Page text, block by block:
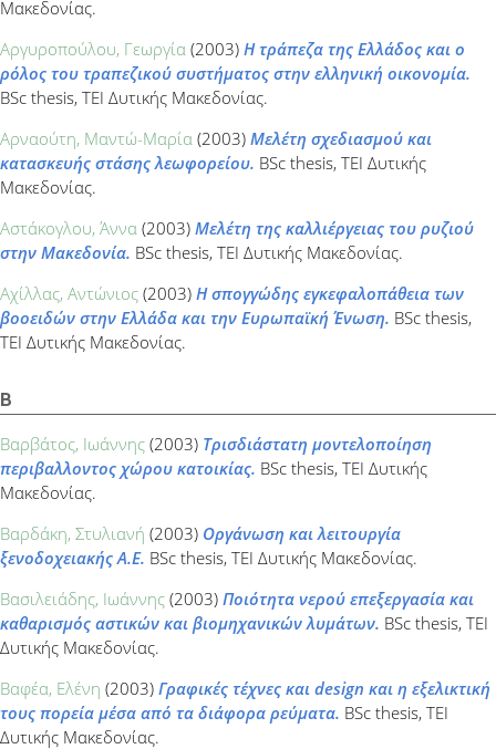
Μακεδονίας.
Αργυροπούλου, Γεωργία (2003) Η τράπεζα της Ελλάδος και ο
ρόλος του τραπεζικού συστήματος στην ελληνική οικονομία.
BSc thesis, ΤΕΙ Δυτικής Μακεδονίας.
Αρναούτη, Μαντώ-Μαρία (2003) Μελέτη σχεδιασμού και
κατασκευής στάσης λεωφορείου. BSc thesis, ΤΕΙ Δυτικής
Μακεδονίας.
Αστάκογλου, Άννα (2003) Μελέτη της καλλιέργειας του ρυζιού
στην Μακεδονία. BSc thesis, ΤΕΙ Δυτικής Μακεδονίας.
Αχίλλας, Αντώνιος (2003) Η σπογγώδης εγκεφαλοπάθεια των
βοοειδών στην Ελλάδα και την Ευρωπαϊκή Ένωση. BSc thesis,
ΤΕΙ Δυτικής Μακεδονίας.
Β
Βαρβάτος, Ιωάννης (2003) Τρισδιάστατη μοντελοποίηση
περιβαλλοντος χώρου κατοικίας. BSc thesis, ΤΕΙ Δυτικής
Μακεδονίας.
Βαρδάκη, Στυλιανή (2003) Οργάνωση και λειτουργία
ξενοδοχειακής Α.Ε. BSc thesis, ΤΕΙ Δυτικής Μακεδονίας.
Βασιλειάδης, Ιωάννης (2003) Ποιότητα νερού επεξεργασία και
καθαρισμός αστικών και βιομηχανικών λυμάτων. BSc thesis, ΤΕΙ
Δυτικής Μακεδονίας.
Βαφέα, Ελένη (2003) Γραφικές τέχνες και design και η εξελικτική
τους πορεία μέσα από τα διάφορα ρεύματα. BSc thesis, ΤΕΙ
Δυτικής Μακεδονίας.